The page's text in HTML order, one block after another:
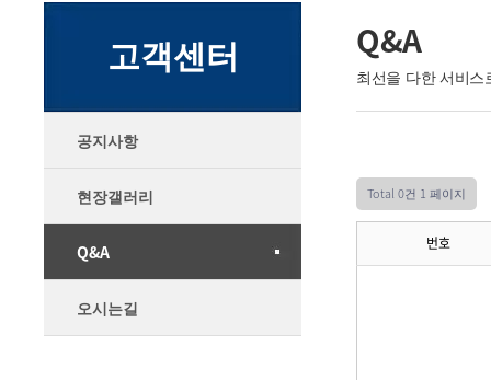
고객센터
공지사항
현장갤러리
Q&A
오시는길
Q&A
최선을 다한 서비
Total 0건 1 페이지
번호